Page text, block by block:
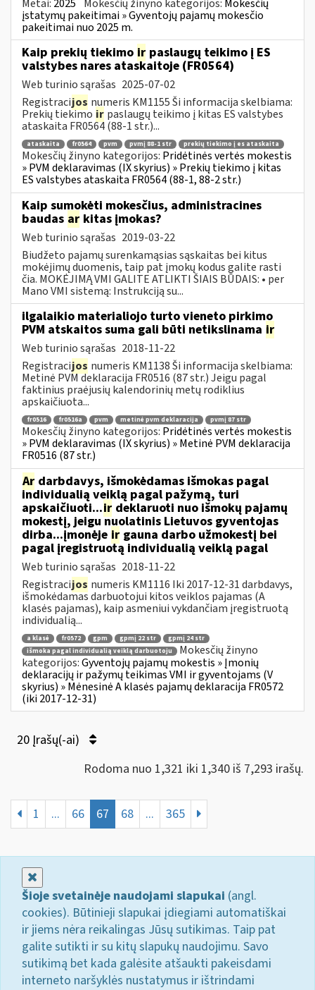
Metai: 2025 Mokesčių žinyno kategorijos: Mokesčių
įstatymų pakeitimai » Gyventojų pajamų mokesčio
pakeitimai nuo 2025 m.
Kaip prekių tiekimo ir paslaugų teikimo į ES
valstybes nares ataskaitoje (FR0564)
Web turinio sąrašas 2025-07-02
Registracijos numeris KM1155 Ši informacija skelbiama:
Prekių tiekimo ir paslaugų teikimo į kitas ES valstybes
ataskaita FR0564 (88-1 str.)...
ataskaita fr0564 pvm pvmį 88-1 str prekių tiekimo į es ataskaita
Mokesčių žinyno kategorijos: Pridėtinės vertės mokestis
» PVM deklaravimas (IX skyrius) » Prekių tiekimo į kitas
ES valstybes ataskaita FR0564 (88-1, 88-2 str.)
Kaip sumokėti mokesčius, administracines
baudas ar kitas įmokas?
Web turinio sąrašas 2019-03-22
Biudžeto pajamų surenkamąsias sąskaitas bei kitus
mokėjimų duomenis, taip pat įmokų kodus galite rasti
čia. MOKĖJIMĄ VMI GALITE ATLIKTI ŠIAIS BŪDAIS: • per
Mano VMI sistemą: Instrukciją su...
ilgalaikio materialiojo turto vieneto pirkimo
PVM atskaitos suma gali būti netikslinama ir
Web turinio sąrašas 2018-11-22
Registracijos numeris KM1138 Ši informacija skelbiama:
Metinė PVM deklaracija FR0516 (87 str.) Jeigu pagal
faktinius praėjusių kalendorinių metų rodiklius
apskaičiuota...
fr0516 fr0516a pvm metinė pvm deklaracija pvmį 87 str
Mokesčių žinyno kategorijos: Pridėtinės vertės mokestis
» PVM deklaravimas (IX skyrius) » Metinė PVM deklaracija
FR0516 (87 str.)
Ar darbdavys, išmokėdamas išmokas pagal
individualią veiklą pagal pažymą, turi
apskaičiuoti...ir deklaruoti nuo išmokų pajamų
mokestį, jeigu nuolatinis Lietuvos gyventojas
dirba...įmonėje ir gauna darbo užmokestį bei
pagal įregistruotą individualią veiklą pagal
Web turinio sąrašas 2018-11-22
Registracijos numeris KM1116 Iki 2017-12-31 darbdavys,
išmokėdamas darbuotojui kitos veiklos pajamas (A
klasės pajamas), kaip asmeniui vykdančiam įregistruotą
individualią...
a klasė fr0572 gpm gpmį 22 str
gpmį 24 str
išmoka pagal individualią veiklą darbuotoju
Mokesčių žinyno
kategorijos:Gyventojų pajamų mokestis » Įmonių
deklaracijų ir pažymų teikimas VMI ir gyventojams (V
skyrius) » Mėnesinė A klasės pajamų deklaracija FR0572
(iki 2017-12-31)
20 Įrašų(-ai)
Rodoma nuo 1,321 iki 1,340 iš 7,293 irašų.
1 ... 66 67 68 ... 365
Šioje svetainėje naudojami slapukai (angl.
cookies). Būtinieji slapukai įdiegiami automatiškai
ir jiems nėra reikalingas Jūsų sutikimas. Taip pat
galite sutikti ir su kitų slapukų naudojimu. Savo
sutikimą bet kada galėsite atšaukti pakeisdami
interneto naršyklės nustatymus ir ištrindami